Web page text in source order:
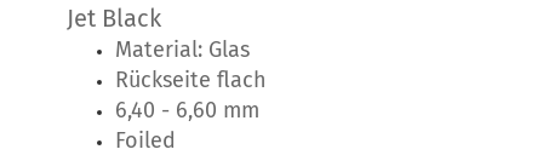
Jet Black
Material: Glas
Rückseite flach
6,40 - 6,60 mm
Foiled